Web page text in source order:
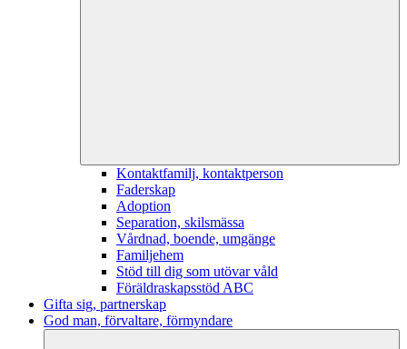
Kontaktfamilj, kontaktperson
Faderskap
Adoption
Separation, skilsmässa
Vårdnad, boende, umgänge
Familjehem
Stöd till dig som utövar våld
Föräldraskapsstöd ABC
Gifta sig, partnerskap
God man, förvaltare, förmyndare